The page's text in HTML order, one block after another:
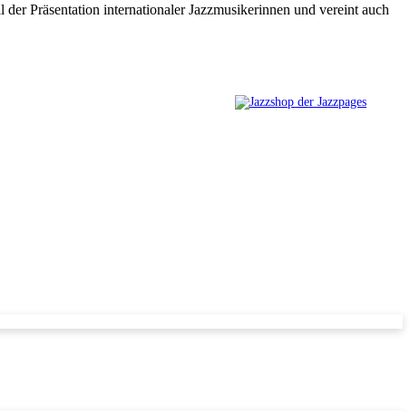
Präsentation internationaler Jazzmusikerinnen und vereint auch